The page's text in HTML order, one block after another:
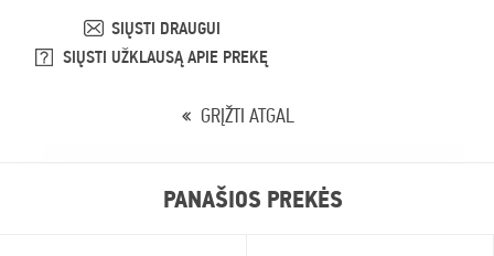
SIŲSTI DRAUGUI
SIŲSTI UŽKLAUSĄ APIE PREKĘ
GRĮŽTI ATGAL
PANAŠIOS PREKĖS